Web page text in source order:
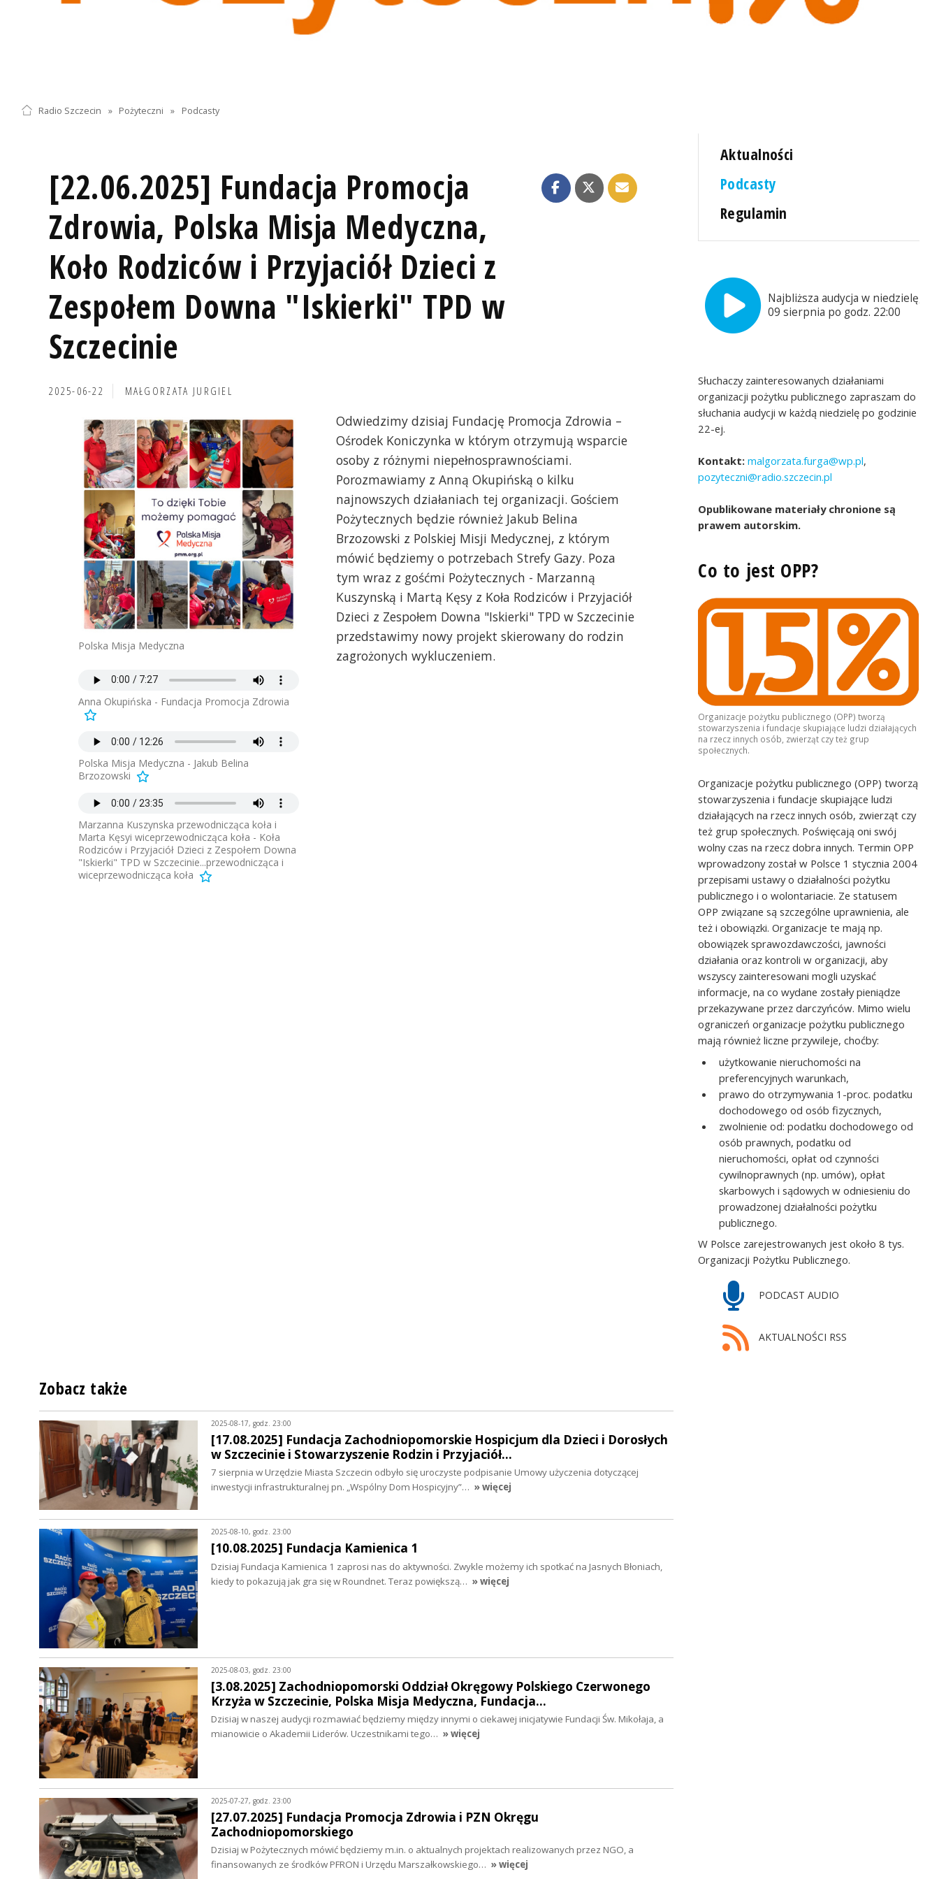
Radio Szczecin » Pożyteczni » Podcasty
[22.06.2025] Fundacja Promocja
Zdrowia, Polska Misja Medyczna,
Koło Rodziców i Przyjaciół Dzieci z
Zespołem Downa "Iskierki" TPD w
Szczecinie
2025-06-22 MAŁGORZATA JURGIEL
Polska Misja Medyczna
Anna Okupińska - Fundacja Promocja Zdrowia
Polska Misja Medyczna - Jakub Belina
Brzozowski
Marzanna Kuszynska przewodnicząca koła i
Marta Kęsyi wiceprzewodnicząca koła - Koła
Rodziców i Przyjaciół Dzieci z Zespołem Downa
"Iskierki" TPD w Szczecinie...przewodnicząca i
wiceprzewodnicząca koła
Odwiedzimy dzisiaj Fundację Promocja Zdrowia –
Ośrodek Koniczynka w którym otrzymują wsparcie
osoby z różnymi niepełnosprawnościami.
Porozmawiamy z Anną Okupińską o kilku
najnowszych działaniach tej organizacji. Gościem
Pożytecznych będzie również Jakub Belina
Brzozowski z Polskiej Misji Medycznej, z którym
mówić będziemy o potrzebach Strefy Gazy. Poza
tym wraz z gośćmi Pożytecznych - Marzanną
Kuszynską i Martą Kęsy z Koła Rodziców i Przyjaciół
Dzieci z Zespołem Downa "Iskierki" TPD w Szczecinie
przedstawimy nowy projekt skierowany do rodzin
zagrożonych wykluczeniem.
Aktualności
Podcasty
Regulamin
Najbliższa audycja w niedzielę,
09 sierpnia po godz. 22:00
Słuchaczy zainteresowanych działaniami
organizacji pożytku publicznego zapraszam do
słuchania audycji w każdą niedzielę po godzinie
22-ej.
Kontakt: malgorzata.furga@wp.pl,
pozyteczni@radio.szczecin.pl
Opublikowane materiały chronione są
prawem autorskim.
Co to jest OPP?
Organizacje pożytku publicznego (OPP) tworzą
stowarzyszenia i fundacje skupiające ludzi działających
na rzecz innych osób, zwierząt czy też grup
społecznych.
Organizacje pożytku publicznego (OPP) tworzą
stowarzyszenia i fundacje skupiające ludzi
działających na rzecz innych osób, zwierząt czy
też grup społecznych. Poświęcają oni swój
wolny czas na rzecz dobra innych. Termin OPP
wprowadzony został w Polsce 1 stycznia 2004
przepisami ustawy o działalności pożytku
publicznego i o wolontariacie. Ze statusem
OPP związane są szczególne uprawnienia, ale
też i obowiązki. Organizacje te mają np.
obowiązek sprawozdawczości, jawności
działania oraz kontroli w organizacji, aby
wszyscy zainteresowani mogli uzyskać
informacje, na co wydane zostały pieniądze
przekazywane przez darczyńców. Mimo wielu
ograniczeń organizacje pożytku publicznego
mają również liczne przywileje, choćby:
użytkowanie nieruchomości na
preferencyjnych warunkach,
prawo do otrzymywania 1-proc. podatku
dochodowego od osób fizycznych,
zwolnienie od: podatku dochodowego od
osób prawnych, podatku od
nieruchomości, opłat od czynności
cywilnoprawnych (np. umów), opłat
skarbowych i sądowych w odniesieniu do
prowadzonej działalności pożytku
publicznego.
W Polsce zarejestrowanych jest około 8 tys.
Organizacji Pożytku Publicznego.
PODCAST AUDIO
AKTUALNOŚCI RSS
Zobacz także
2025-08-17, godz. 23:00
[17.08.2025] Fundacja Zachodniopomorskie Hospicjum dla Dzieci i Dorosłych
w Szczecinie i Stowarzyszenie Rodzin i Przyjaciół…
7 sierpnia w Urzędzie Miasta Szczecin odbyło się uroczyste podpisanie Umowy użyczenia dotyczącej
inwestycji infrastrukturalnej pn. „Wspólny Dom Hospicyjny”… » więcej
2025-08-10, godz. 23:00
[10.08.2025] Fundacja Kamienica 1
Dzisiaj Fundacja Kamienica 1 zaprosi nas do aktywności. Zwykle możemy ich spotkać na Jasnych Błoniach,
kiedy to pokazują jak gra się w Roundnet. Teraz powiększą… » więcej
2025-08-03, godz. 23:00
[3.08.2025] Zachodniopomorski Oddział Okręgowy Polskiego Czerwonego
Krzyża w Szczecinie, Polska Misja Medyczna, Fundacja…
Dzisiaj w naszej audycji rozmawiać będziemy między innymi o ciekawej inicjatywie Fundacji Św. Mikołaja, a
mianowicie o Akademii Liderów. Uczestnikami tego… » więcej
2025-07-27, godz. 23:00
[27.07.2025] Fundacja Promocja Zdrowia i PZN Okręgu
Zachodniopomorskiego
Dzisiaj w Pożytecznych mówić będziemy m.in. o aktualnych projektach realizowanych przez NGO, a
finansowanych ze środków PFRON i Urzędu Marszałkowskiego… » więcej